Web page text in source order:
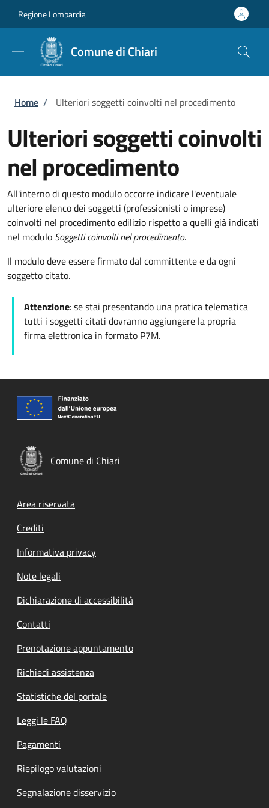
Regione Lombardia
Comune di Chiari
Briciole di pane
Home / Ulteriori soggetti coinvolti nel procedimento
Ulteriori soggetti coinvolti
nel procedimento
All'interno di questo modulo occorre indicare l'eventuale
ulteriore elenco dei soggetti (professionisti o imprese)
coinvolti nel procedimento edilizio rispetto a quelli già indicati
nel modulo Soggetti coinvolti nel procedimento.
Il modulo deve essere firmato dal committente e da ogni
soggetto citato.
Attenzione: se stai presentando una pratica telematica
tutti i soggetti citati dovranno aggiungere la propria
firma elettronica in formato P7M.
Comune di Chiari
Footer menu
Area riservata
Crediti
Informativa privacy
Note legali
Dichiarazione di accessibilità
Contatti
Prenotazione appuntamento
Richiedi assistenza
Statistiche del portale
Leggi le FAQ
Pagamenti
Riepilogo valutazioni
Segnalazione disservizio